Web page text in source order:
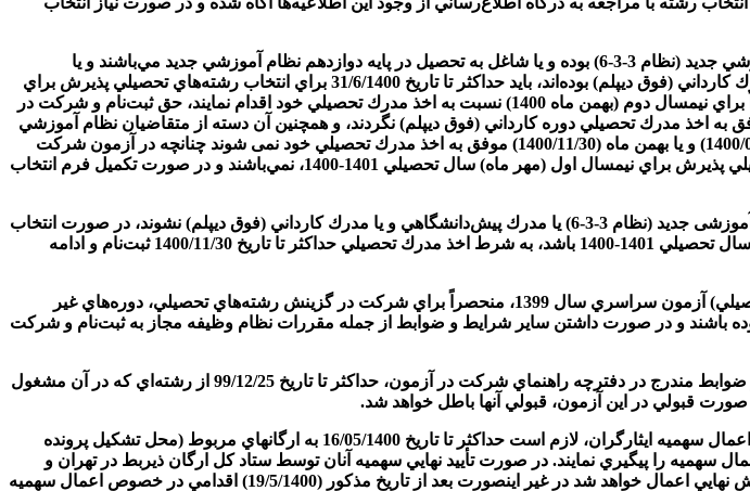
5- بر اساس ضوابط آزمون سراسري، منحصراً آن‌دسته از متقاضياني كه داراي مدرك ديپلم نظام آموزشي جديد ­(نظام 3-3-6) بوده و يا شاغل به تحصيل در پايه دوازدهم نظام آموزشي جديد مي‌باشند و يا
متقاضياني كه داراي مدرك پيش‌دانشگاهي و يا شاغل به تحصيل در دوره پيش‌دانشگاهي و يا داراي مدرك كارداني (فوق ديپلم) بوده‌اند، باید حداكثر تا تاريخ 31/6/1400 براي انتخاب رشته‌هاي تحصيلي پذيرش براي
هر دو نيمسال تحصيلي (مهر و بهمن ماه) و 1400/11/30 براي انتخاب کدرشته محل‌هاي پذيرش منحصراً براي نيمسال دوم (بهمن ماه 1400) نسبت به اخذ مدرك تحصيلي خود اقدام نمايند، حق ثبت‌نام و شركت در
به اخذ مدرك تحصيلي دوره كارداني (فوق ديپلم) نگردند، و همچنين آن دسته از متقاضيان نظام آموزشي
جديد (نظام 3-3-6) و يا دانش‌آموزان دوره پيش‌دانشگاهي كه احتمال می‌دهند تا پايان شهریور ماه (1400/06/31) و يا بهمن ماه (1400/11/30) موفق به اخذ مدرك تحصيلي خود نمی شوند چنانچه در آزمون شركت
نموده و مجاز به انتخاب رشته تلقي شده باشند، مجاز به تكميل فرم انتخاب رشته براي رشته‌هاي تحصيلي پذيرش براي نيمسال اول (مهر ماه) سال تحصيلي 1401-1400، نمي‌باشند و در صورت تكميل فرم انتخاب
تبصره: آن دسته از متقاضياني كه تا تاريخ مقرر (1400/06/31) موفق به اخذ مدرك تحصيلي ديپلم نظام آموزشی جديد (نظام 3-3-6) يا مدرك پيش‌دانشگاهي و يا مدرك كارداني (فوق ديپلم) نشوند، در صورت انتخاب
كدرشته‌ محل‌هايي كه مطابق دفترچه راهنماي انتخاب رشته پذيرش آنها براي نيمسال دوم (بهمن ماه) سال تحصيلي 1401-1400 باشد، به شرط اخذ مدرك تحصيلي حداكثر تا تاريخ 1400/11/30 ثبت‌نام و ادامه
6- پذيرفته‌شدگان رشته‌هاي تحصيلي دوره‌هاي روزانه (پذيرش با آزمون و يا صرفاً بر اساس سوابق تحصيلي) آزمون سراسري سال 1399، منحصراً براي شركت در گزينش رشته‌هاي تحصيلي، دوره‌هاي غير
99/12/25 نسبت به انصراف قطعي اقدام نموده باشند و در صورت داشتن ساير شرايط و ضوابط از جمله مقررات نظام وظيفه مجاز به ثبت‌نام و شركت
7- دانشجويان دوره روزانه (سنوات قبل) براي شركت در آزمون مي‌بايست در صورت داشتن شرايط و ضوابط مندرج در دفترچه راهنماي شركت در آزمون، حداكثر تا تاريخ 99/12/25 از رشته‌اي كه در آن مشغول
8- متقاضيان در صورت مشاهده مغایرت در سهمیه (برای متقاضيان سهمیه ایثارگران) و یا درخواست اعمال سهمیه ایثارگران، لازم است حداكثر تا تاريخ 16/05/1400 به ارگانهاي مربوط (محل تشكيل پرونده
سهميه را پيگيري نمايند. در صورت تأیید نهايي سهميه آنان توسط ستاد كل ارگان ذيربط در تهران و
ارسال مشخصات متقاضيان حداکثر تا تاریخ 19/05/1400 به این سازمان، سهمیه آنان براي مرحله گزينش نهايي اعمال خواهد شد در غیر اینصورت بعد از تاريخ مذکور (19/5/1400) اقدامي در خصوص اعمال سهميه